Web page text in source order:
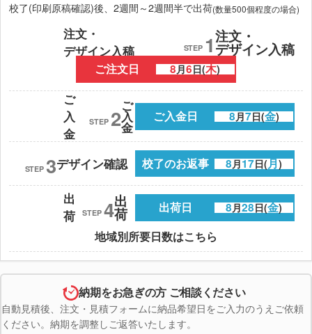
2025/05/14 面白い販促キャンペーンのアイデア
とポイントは？ノベルティ活用術もご紹介
販促のために行うキャンペーンには、面白いアイデ
アや施策が必須。この記事では面白い販促キャンペ
ーンを考える際に重要な視点や、ノベルティの人気
のアイテムランキングをご紹介します。ノベルティ
コラム「ほしい!ノベルティラボ」で公開中です。
2025/05/14 記念品とは？制作するための基礎知
識とポイント
特別な出来事や何かを達成した際に、感謝やお祝い
の意味を込めて贈る記念品。この記事では記念品の
基礎知識や選び方のポイントを、人気商品のランキ
ングと併せてご紹介します。ノベルティコラム「ほ
2025/05/09 タオルの素材・生地の種類とは？特
校了(印刷原稿確認)後、2週間～2週間半で出荷(数量500個程度の場合)
注文・
デザイン入稿
STEP 1注文・
デザイン入稿
ご注文日 8月6日(木)
ご
入
金
STEP 2ご
入
金
ご入金日 8月7日(金)
STEP 3デザイン確認 校了のお返事 8月17日(月)
出
荷
STEP 4出
荷 出荷日 8月28日(金)
地域別所要日数はこちら
納期をお急ぎの方 ご相談ください
自動見積後、注文・見積フォームに納品希望日をご入力のうえご依頼
ください。納期を調整しご返答いたします。